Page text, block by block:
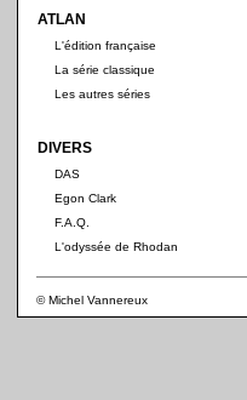
ATLAN
L'édition française
La série classique
Les autres séries
DIVERS
DAS
Egon Clark
F.A.Q.
L'odyssée de Rhodan
© Michel Vannereux